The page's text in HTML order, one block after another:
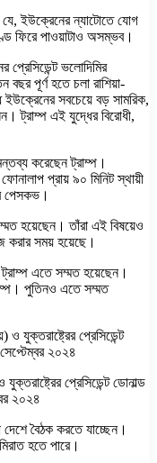
ইউক্রেনের ন্যাটোতে যোগ
ফিরে পাওয়াটাও অসম্ভব।
প্রেসিডেন্ট ভলোদিমির
বছর পূর্ণ হতে চলা রাশিয়া-
সবচেয়ে বড় সামরিক,
ট্রাম্প এই যুদ্ধের বিরোধী,
করেছেন ট্রাম্প।
প্রায় ৯০ মিনিট স্থায়ী
পেসকভ।
হয়েছেন। তাঁরা এই বিষয়েও
করার সময় হয়েছে।
এতে সম্মত হয়েছেন।
পুতিনও এতে সম্মত
প্রেসিডেন্ট ডোনাল্ড
২০২৪
বৈঠক করতে যাচ্ছেন।
হতে পারে।